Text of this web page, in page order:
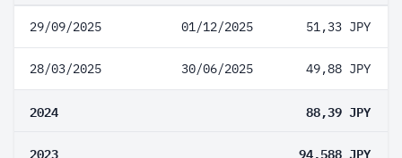
29/09/2025 01/12/2025 51,33 JPY
28/03/2025 30/06/2025 49,88 JPY
2024 88,39 JPY
2023 94,588 JPY